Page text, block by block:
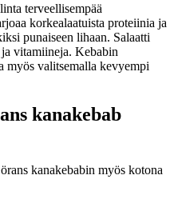
terveellisempää
korkealaatuista proteiinia ja
punaiseen lihaan. Salaatti
vitamiineja. Kebabin
myös valitsemalla kevyempi
kanakebab
kanakebabin myös kotona